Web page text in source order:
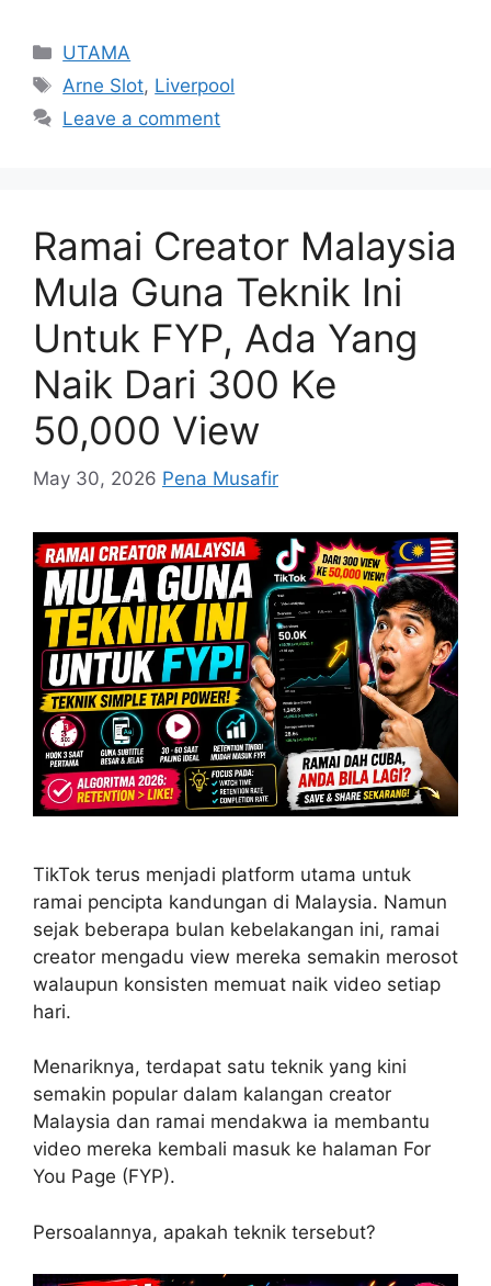
Categories
UTAMA
Tags
Arne Slot, Liverpool
Leave a comment
Ramai Creator Malaysia
Mula Guna Teknik Ini
Untuk FYP, Ada Yang
Naik Dari 300 Ke
50,000 View
May 30, 2026 Pena Musafir
TikTok terus menjadi platform utama untuk
ramai pencipta kandungan di Malaysia. Namun
sejak beberapa bulan kebelakangan ini, ramai
creator mengadu view mereka semakin merosot
walaupun konsisten memuat naik video setiap
hari.
Menariknya, terdapat satu teknik yang kini
semakin popular dalam kalangan creator
Malaysia dan ramai mendakwa ia membantu
video mereka kembali masuk ke halaman For
You Page (FYP).
Persoalannya, apakah teknik tersebut?